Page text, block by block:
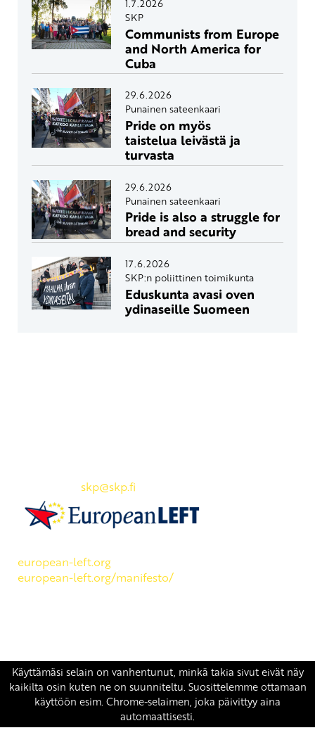
1.7.2026
SKP
Communists from Europe
and North America for
Cuba
29.6.2026
Punainen sateenkaari
Pride on myös
taistelua leivästä ja
turvasta
29.6.2026
Punainen sateenkaari
Pride is also a struggle for
bread and security
17.6.2026
SKP:n poliittinen toimikunta
Eduskunta avasi oven
ydinaseille Suomeen
skp@skp.fi
european-left.org
european-left.org/manifesto/
Copyright 2026 © SKP| Tietosuojaseloste